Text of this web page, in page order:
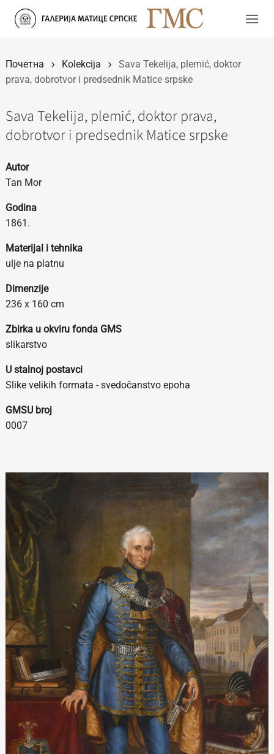
Прескочи
Почетна Kolekcija
Sava Tekelija, plemić, doktor
prava, dobrotvor i predsednik Matice srpske
Sava Tekelija, plemić, doktor prava,
dobrotvor i predsednik Matice srpske
Autor
Tan Mor
Godina
1861.
Materijal i tehnika
ulje na platnu
Dimenzije
236 x 160 cm
Zbirka u okviru fonda GMS
slikarstvo
U stalnoj postavci
Slike velikih formata - svedočanstvo epoha
GMSU broj
0007